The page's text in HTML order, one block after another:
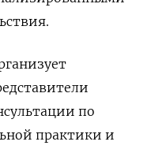
по
практики и